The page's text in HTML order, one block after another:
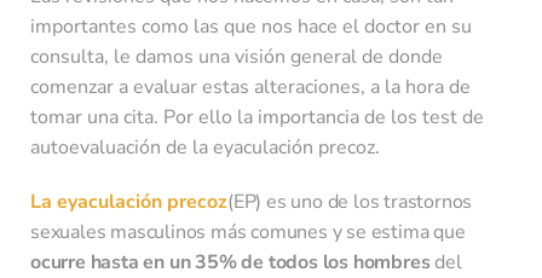
importantes como las que nos hace el doctor en su
consulta, le damos una visión general de donde
comenzar a evaluar estas alteraciones, a la hora de
tomar una cita. Por ello la importancia de los test de
autoevaluación de la eyaculación precoz.
La eyaculación precoz(EP) es uno de los trastornos
sexuales masculinos más comunes y se estima que
ocurre hasta en un 35% de todos los hombresdel